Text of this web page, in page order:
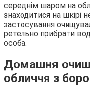
середнім шаром на
знаходитися на шкірі
застосування
ретельно прибрати
особа.
Домашня
обличчя з